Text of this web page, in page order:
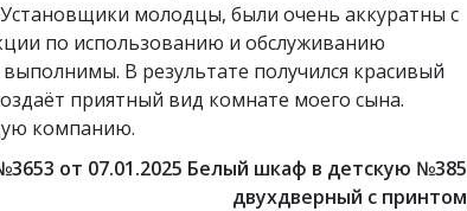
молодцы, были очень аккуратны с
по использованию и обслуживанию
В результате получился красивый
приятный вид комнате моего сына.
компанию.
от 07.01.2025 Белый шкаф в детскую №385
двухдверный с принтом